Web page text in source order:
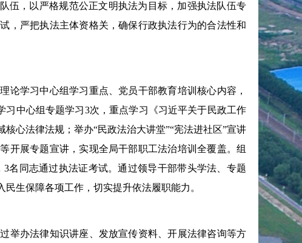
伍，以严格规范公正文明执法为目标，加强执法队伍专
，严把执法主体资格关，确保行政执法行为的合法性和
学习中心组学习重点、党员干部教育培训核心内容，
习中心组专题学习3次，重点学习《习近平关于民政工作
心法律法规；举办“民政法治大讲堂”“宪法进社区”宣讲
开展专题宣讲，实现全局干部职工法治培训全覆盖。组
名同志通过执法证考试。通过领导干部带头学法、专题
生保障各项工作，切实提升依法履职能力。
办法律知识讲座、发放宣传资料、开展法律咨询等方